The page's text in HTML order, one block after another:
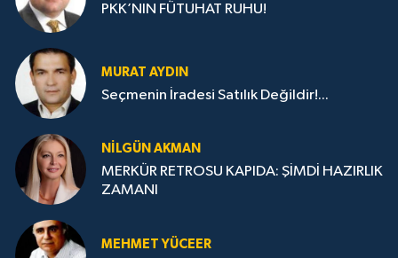
PKK’NIN FÜTUHAT RUHU!
MURAT AYDIN
Seçmenin İradesi Satılık Değildir!...
NILGÜN AKMAN
MERKÜR RETROSU KAPIDA: ŞİMDİ HAZIRLIK
ZAMANI
MEHMET YÜCEER